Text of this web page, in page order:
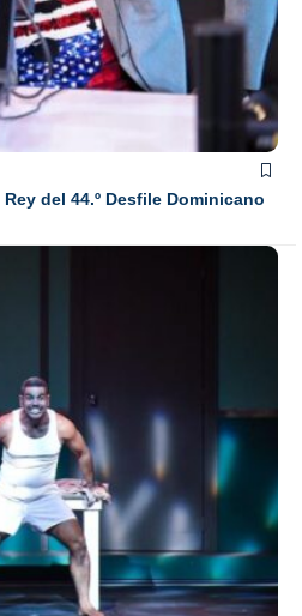
del 44.º Desfile Dominicano